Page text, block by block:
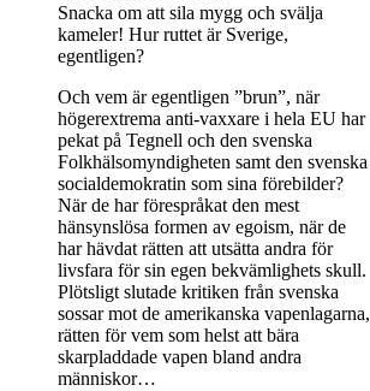
Snacka om att sila mygg och svälja
kameler! Hur ruttet är Sverige,
egentligen?
Och vem är egentligen ”brun”, när
högerextrema anti-vaxxare i hela EU har
pekat på Tegnell och den svenska
Folkhälsomyndigheten samt den svenska
socialdemokratin som sina förebilder?
När de har förespråkat den mest
hänsynslösa formen av egoism, när de
har hävdat rätten att utsätta andra för
livsfara för sin egen bekvämlighets skull.
Plötsligt slutade kritiken från svenska
sossar mot de amerikanska vapenlagarna,
rätten för vem som helst att bära
skarpladdade vapen bland andra
människor…